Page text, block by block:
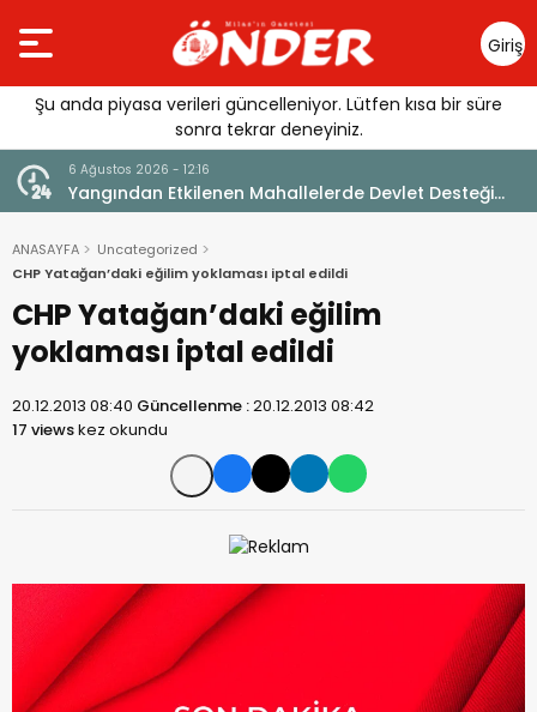
Giriş
Yap
Şu anda piyasa verileri güncelleniyor. Lütfen kısa bir süre
sonra tekrar deneyiniz.
Mahallelerde Devlet Desteği LGS YERLEŞTİRME
ANASAYFA
Uncategorized
CHP Yatağan’daki eğilim yoklaması iptal edildi
CHP Yatağan’daki eğilim
yoklaması iptal edildi
20.12.2013 08:40 Güncellenme :20.12.2013 08:42
17 viewskez okundu